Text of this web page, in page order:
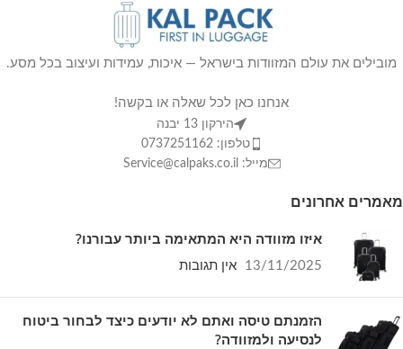
מובילים את עולם המזוודות בישראל — איכות, עמידות ועיצוב בכל מסע.
אנחנו כאן לכל שאלה או בקשה!
הירקון 13 יבנה
טלפון: 0737251162
מייל: Service@calpaks.co.il
מאמרים אחרונים
איזו מזוודה היא המתאימה ביותר עבורנו?
13/11/2025 אין תגובות
הזמנתם טיסה ואתם לא יודעים כיצד לבחור ביטוח
לנסיעה ולמזוודה?